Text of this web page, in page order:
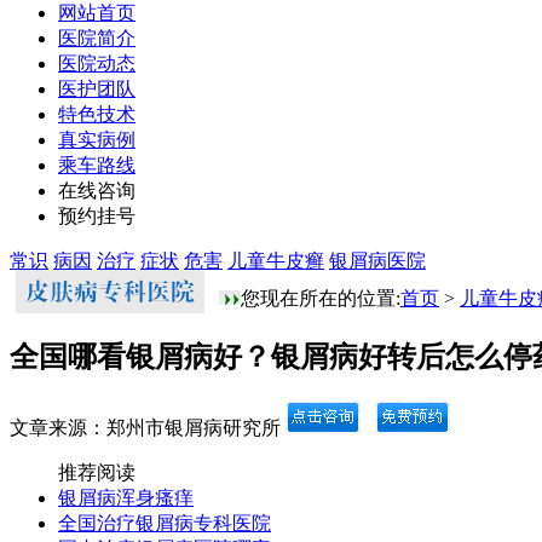
网站首页
医院简介
医院动态
医护团队
特色技术
真实病例
乘车路线
在线咨询
预约挂号
常识 病因 治疗 症状 危害 儿童牛皮癣 银屑病医院
您现在所在的位置:首页 > 儿童牛皮
全国哪看银屑病好？银屑病好转后怎么停
文章来源：郑州市银屑病研究所
推荐阅读
银屑病浑身瘙痒
全国治疗银屑病专科医院